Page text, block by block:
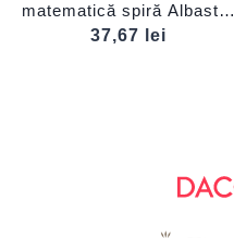
matematică spiră Albastru
MILAN
37,67 lei